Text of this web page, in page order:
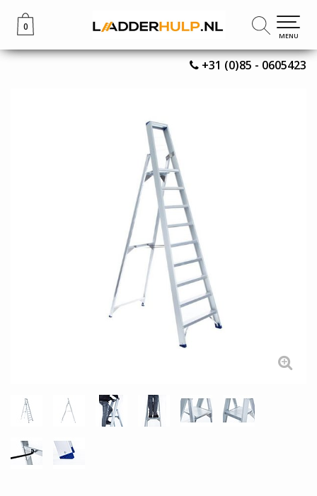
+31 (0)85 - 0605423
0
MENU
0
MENU